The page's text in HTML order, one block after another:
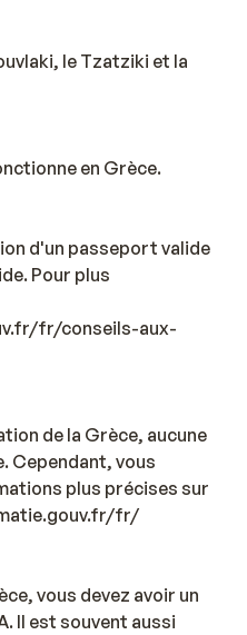
le Tzatziki et la
en Grèce.
d'un passeport valide
Pour plus
fr/conseils-aux-
de la Grèce, aucune
Cependant, vous
plus précises sur
fr/
vous devez avoir un
Il est souvent aussi